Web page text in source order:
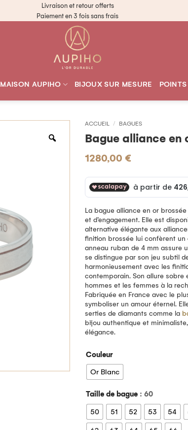
Livraison et retour offerts
Paiement en 3 fois sans frais
MAISON AUPIHO BIJOUX SUR MESURE
ACCUEIL / BAGUES
Bague alliance en
1280,00 €
La bague alliance en or
et d’engagement. Elle est
alternative élégante aux
finition brossée lui confèrent
anneau ruban de 4 mm assure
se distingue par son jeu subtil
harmonieusement avec les
contemporain. Son allure
hommes et les femmes à la
Fabriquée en France avec le
symboliser un amour éternel.
serties de diamants comme la
bijou authentique et
élégance.
Couleur
Or Blanc
Taille de bague : 60
50
51 52 53 54